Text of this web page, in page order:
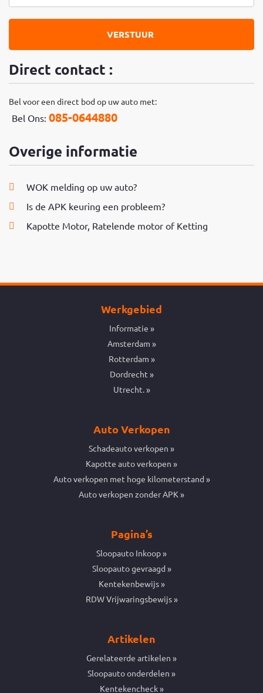
VERSTUUR
Direct contact :
Bel voor een direct bod op uw auto met:
Bel Ons: 085-0644880
Overige informatie
WOK melding op uw auto?
Is de APK keuring een probleem?
Kapotte Motor, Ratelende motor of Ketting
Werkgebied
Informatie
Amsterdam
Rotterdam
Dordrecht
Utrecht.
Auto Verkopen
Schadeauto verkopen
Kapotte auto verkopen
Auto verkopen met hoge kilometerstand
Auto verkopen zonder APK
Pagina’s
Sloopauto Inkoop
Sloopauto gevraagd
Kentekenbewijs
RDW Vrijwaringsbewijs
Artikelen
Gerelateerde artikelen
Sloopauto onderdelen
Kentekencheck